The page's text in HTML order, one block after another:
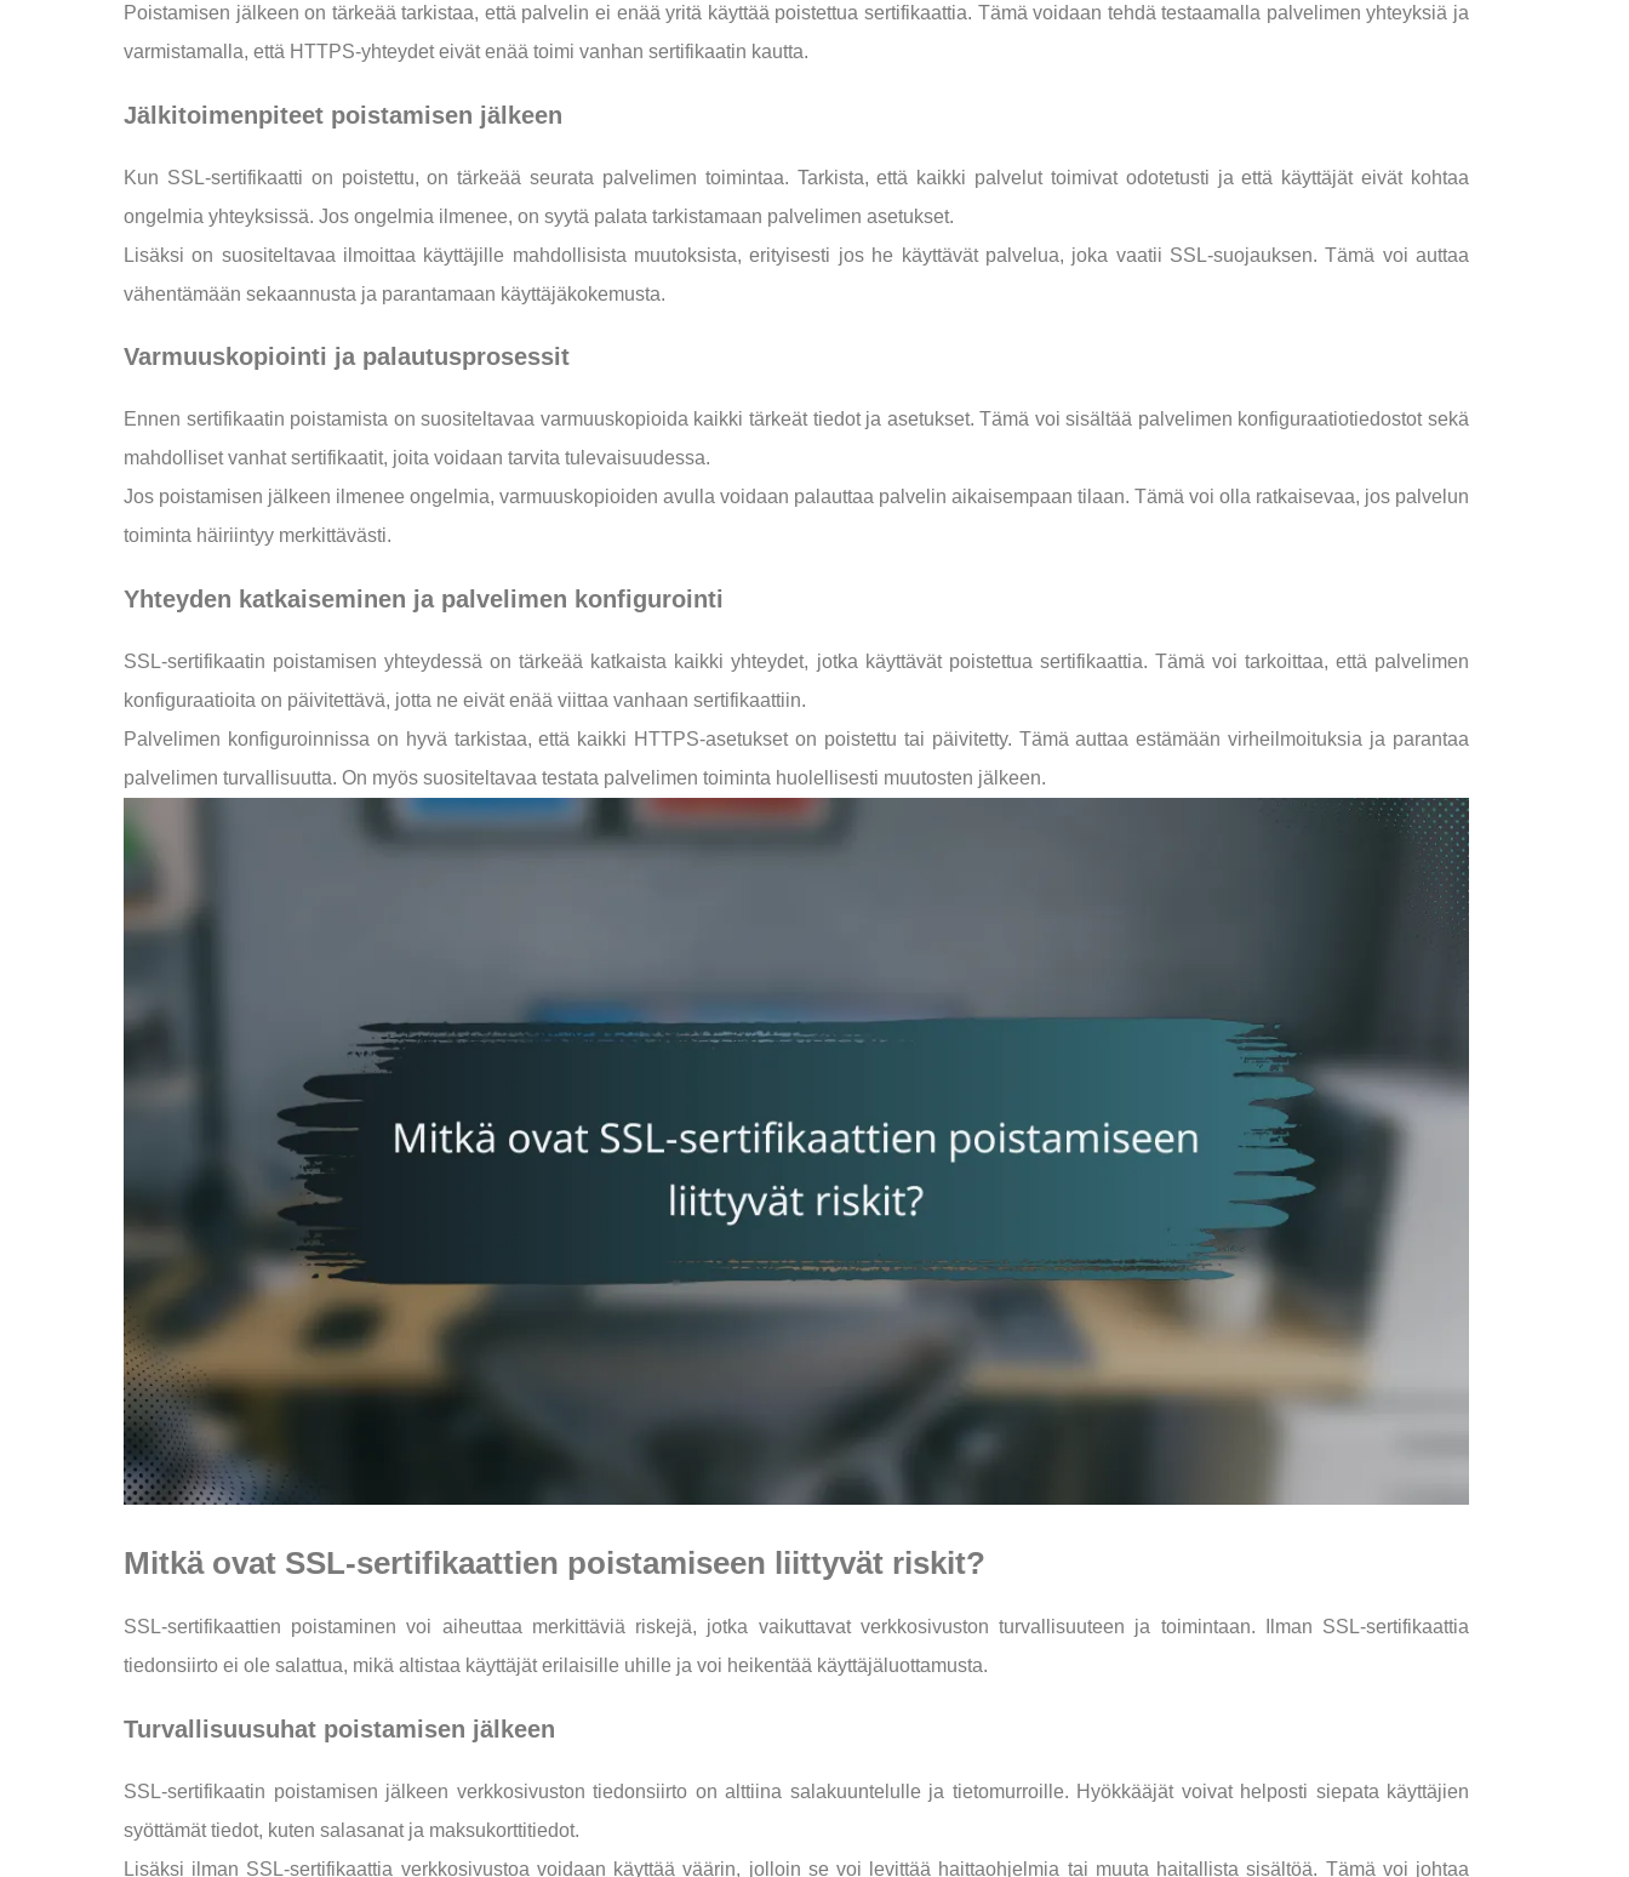
Poistamisen jälkeen on tärkeää tarkistaa, että palvelin ei enää yritä käyttää poistettua sertifikaattia. Tämä voidaan tehdä testaamalla palvelimen yhteyksiä ja
varmistamalla, että HTTPS-yhteydet eivät enää toimi vanhan sertifikaatin kautta.
Jälkitoimenpiteet poistamisen jälkeen
Kun SSL-sertifikaatti on poistettu, on tärkeää seurata palvelimen toimintaa. Tarkista, että kaikki palvelut toimivat odotetusti ja että käyttäjät eivät kohtaa
ongelmia yhteyksissä. Jos ongelmia ilmenee, on syytä palata tarkistamaan palvelimen asetukset.
Lisäksi on suositeltavaa ilmoittaa käyttäjille mahdollisista muutoksista, erityisesti jos he käyttävät palvelua, joka vaatii SSL-suojauksen. Tämä voi auttaa
vähentämään sekaannusta ja parantamaan käyttäjäkokemusta.
Varmuuskopiointi ja palautusprosessit
Ennen sertifikaatin poistamista on suositeltavaa varmuuskopioida kaikki tärkeät tiedot ja asetukset. Tämä voi sisältää palvelimen konfiguraatiotiedostot sekä
mahdolliset vanhat sertifikaatit, joita voidaan tarvita tulevaisuudessa.
Jos poistamisen jälkeen ilmenee ongelmia, varmuuskopioiden avulla voidaan palauttaa palvelin aikaisempaan tilaan. Tämä voi olla ratkaisevaa, jos palvelun
toiminta häiriintyy merkittävästi.
Yhteyden katkaiseminen ja palvelimen konfigurointi
SSL-sertifikaatin poistamisen yhteydessä on tärkeää katkaista kaikki yhteydet, jotka käyttävät poistettua sertifikaattia. Tämä voi tarkoittaa, että palvelimen
konfiguraatioita on päivitettävä, jotta ne eivät enää viittaa vanhaan sertifikaattiin.
Palvelimen konfiguroinnissa on hyvä tarkistaa, että kaikki HTTPS-asetukset on poistettu tai päivitetty. Tämä auttaa estämään virheilmoituksia ja parantaa
palvelimen turvallisuutta. On myös suositeltavaa testata palvelimen toiminta huolellisesti muutosten jälkeen.
Mitkä ovat SSL-sertifikaattien poistamiseen liittyvät riskit?
SSL-sertifikaattien poistaminen voi aiheuttaa merkittäviä riskejä, jotka vaikuttavat verkkosivuston turvallisuuteen ja toimintaan. Ilman SSL-sertifikaattia
tiedonsiirto ei ole salattua, mikä altistaa käyttäjät erilaisille uhille ja voi heikentää käyttäjäluottamusta.
Turvallisuusuhat poistamisen jälkeen
SSL-sertifikaatin poistamisen jälkeen verkkosivuston tiedonsiirto on alttiina salakuuntelulle ja tietomurroille. Hyökkääjät voivat helposti siepata käyttäjien
syöttämät tiedot, kuten salasanat ja maksukorttitiedot.
Lisäksi ilman SSL-sertifikaattia verkkosivustoa voidaan käyttää väärin, jolloin se voi levittää haittaohjelmia tai muuta haitallista sisältöä. Tämä voi johtaa